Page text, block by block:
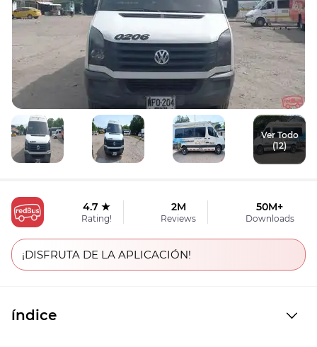
Ver Todo
(12)
4.7 ★
Rating!
2M
Reviews
50M+
Downloads
¡DISFRUTA DE LA APLICACIÓN!
índice